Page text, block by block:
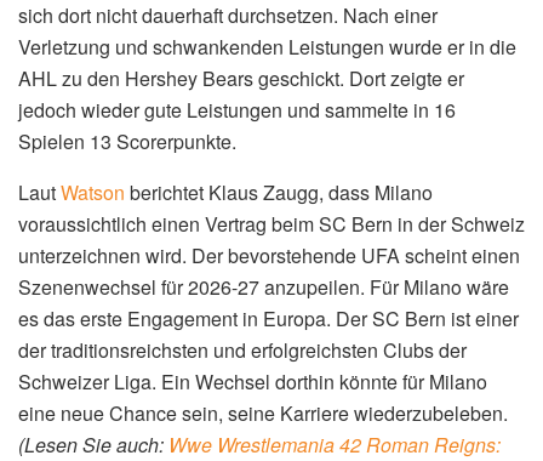
sich dort nicht dauerhaft durchsetzen. Nach einer
Verletzung und schwankenden Leistungen wurde er in die
AHL zu den Hershey Bears geschickt. Dort zeigte er
jedoch wieder gute Leistungen und sammelte in 16
Spielen 13 Scorerpunkte.
LautWatson berichtet Klaus Zaugg, dass Milano
voraussichtlich einen Vertrag beim SC Bern in der Schweiz
unterzeichnen wird. Der bevorstehende UFA scheint einen
Szenenwechsel für 2026-27 anzupeilen. Für Milano wäre
es das erste Engagement in Europa. Der SC Bern ist einer
der traditionsreichsten und erfolgreichsten Clubs der
Schweizer Liga. Ein Wechsel dorthin könnte für Milano
eine neue Chance sein, seine Karriere wiederzubeleben.
(Lesen Sie auch: Wwe Wrestlemania 42 Roman Reigns: